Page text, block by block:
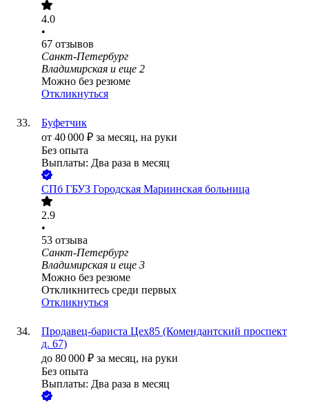
4.0
•
67 отзывов
Санкт-Петербург
Владимирская и еще 2
Можно без резюме
Откликнуться
Буфетчик
от 40 000 ₽ за месяц, на руки
Без опыта
Выплаты: Два раза в месяц
СПб ГБУЗ Городская Мариинская больница
2.9
•
53 отзыва
Санкт-Петербург
Владимирская и еще 3
Можно без резюме
Откликнитесь среди первых
Откликнуться
Продавец-бариста Цех85 (Комендантский проспект
д. 67)
до 80 000 ₽ за месяц, на руки
Без опыта
Выплаты: Два раза в месяц